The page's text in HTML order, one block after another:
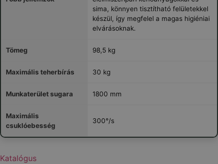
sima, könnyen tisztítható felületekkel
készül, így megfelel a magas higiéniai
elvárásoknak.
Tömeg 98,5 kg
Maximális teherbírás 30 kg
Munkaterület sugara 1800 mm
Maximális
csuklóebesség
300°/s
Katalógus